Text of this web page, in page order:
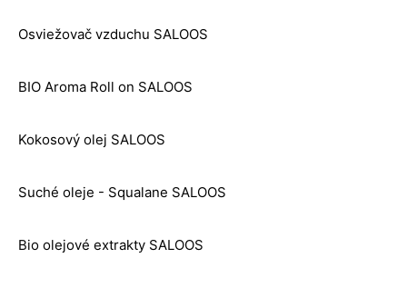
Osviežovač vzduchu SALOOS
BIO Aroma Roll on SALOOS
Kokosový olej SALOOS
Suché oleje - Squalane SALOOS
Bio olejové extrakty SALOOS